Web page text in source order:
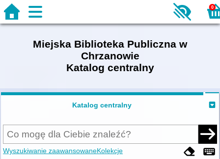
0
Miejska Biblioteka Publiczna w
Chrzanowie
Katalog centralny
Katalog centralny
Wyszukiwanie zaawansowaneKolekcje